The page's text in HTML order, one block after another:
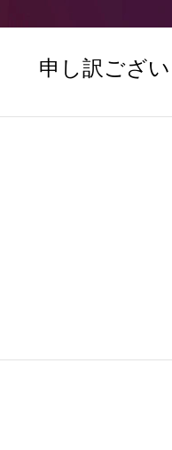
申し訳ござ